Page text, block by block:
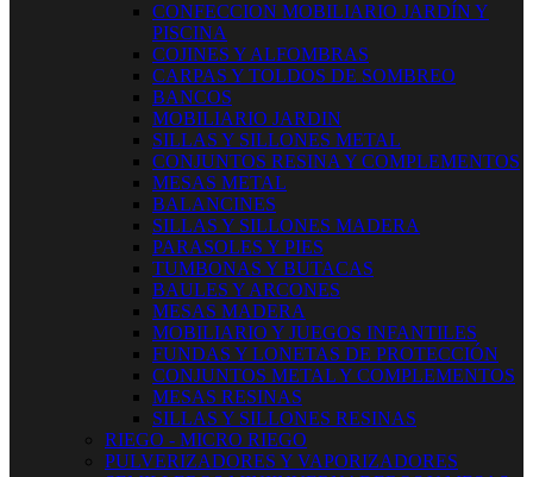
CONFECCION MOBILIARIO JARDÍN Y
PISCINA
COJINES Y ALFOMBRAS
CARPAS Y TOLDOS DE SOMBREO
BANCOS
MOBILIARIO JARDIN
SILLAS Y SILLONES METAL
CONJUNTOS RESINA Y COMPLEMENTOS
MESAS METAL
BALANCINES
SILLAS Y SILLONES MADERA
PARASOLES Y PIES
TUMBONAS Y BUTACAS
BAULES Y ARCONES
MESAS MADERA
MOBILIARIO Y JUEGOS INFANTILES
FUNDAS Y LONETAS DE PROTECCIÓN
CONJUNTOS METAL Y COMPLEMENTOS
MESAS RESINAS
SILLAS Y SILLONES RESINAS
RIEGO - MICRO RIEGO
PULVERIZADORES Y VAPORIZADORES